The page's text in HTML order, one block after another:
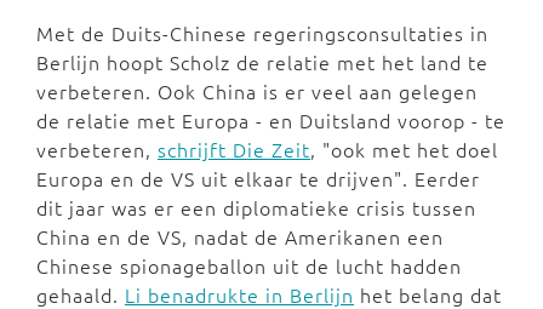
Met de Duits-Chinese regeringsconsultaties in
Berlijn hoopt Scholz de relatie met het land te
verbeteren. Ook China is er veel aan gelegen
de relatie met Europa - en Duitsland voorop - te
verbeteren, schrijft Die Zeit, "ook met het doel
Europa en de VS uit elkaar te drijven". Eerder
dit jaar was er een diplomatieke crisis tussen
China en de VS, nadat de Amerikanen een
Chinese spionageballon uit de lucht hadden
gehaald. Li benadrukte in Berlijn het belang dat